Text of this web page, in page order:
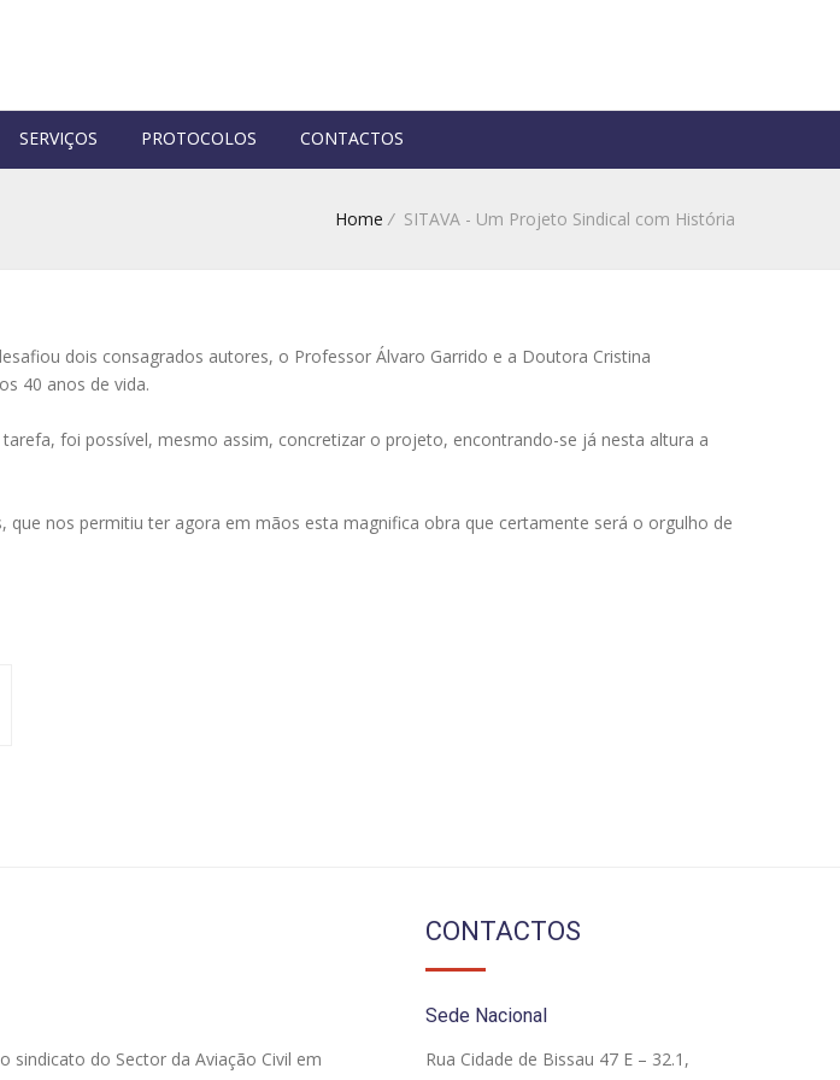
SERVIÇOS PROTOCOLOS CONTACTOS
Home /SITAVA - Um Projeto Sindical com História
dois consagrados autores, o Professor Álvaro Garrido e a Doutora Cristina
40 anos de vida.
foi possível, mesmo assim, concretizar o projeto, encontrando-se já nesta altura a
nos permitiu ter agora em mãos esta magnifica obra que certamente será o orgulho de
sindicato do Sector da Aviação Civil em
CONTACTOS
Sede Nacional
Rua Cidade de Bissau 47 E – 32.1,